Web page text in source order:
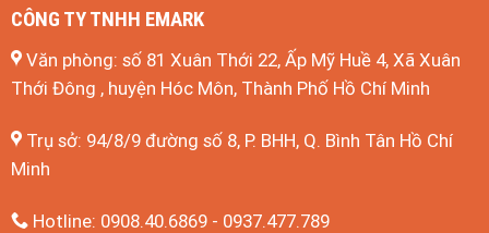
CÔNG TY TNHH EMARK
Văn phòng: số 81 Xuân Thới 22, Ấp Mỹ Huề 4, Xã Xuân
Thới Đông , huyện Hóc Môn, Thành Phố Hồ Chí Minh
Trụ sở: 94/8/9 đường số 8, P. BHH, Q. Bình Tân Hồ Chí
Minh
Hotline: 0908.40.6869 - 0937.477.789